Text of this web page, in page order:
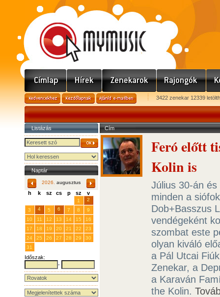
3422 zenekar 12339
Listázás
Naptár
2026. augusztus
h k sz cs p sz v
1
2
3
4 5 6 7 8
9
10
11 12 13 14 15
16
17
18 19 20 21 22
23
24
25 26 27 28 29
30
31
Időszak:
-
Cím
Feró előtt
Kolin is
Július 30-án
minden a
Dob+Basszus
vendégeként
szombat este
olyan kiváló
a Pál Utcai
Zenekar, a
a Karaván
the Kolin.